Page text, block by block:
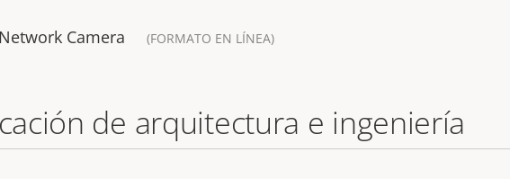
Camera (FORMATO EN LÍNEA)
de arquitectura e ingeniería